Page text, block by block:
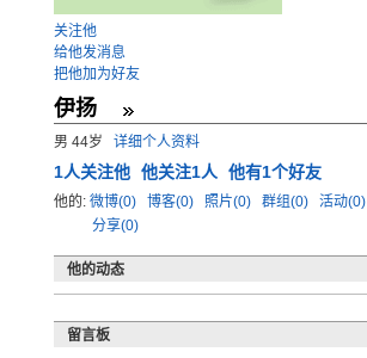
关注他
给他发消息
把他加为好友
伊扬
男 44岁 详细个人资料
1人关注他 他关注1人 他有1个好友
他的: 微博(0) 博客(0) 照片(0) 群组(0) 活动(0)
分享(0)
他的动态
留言板